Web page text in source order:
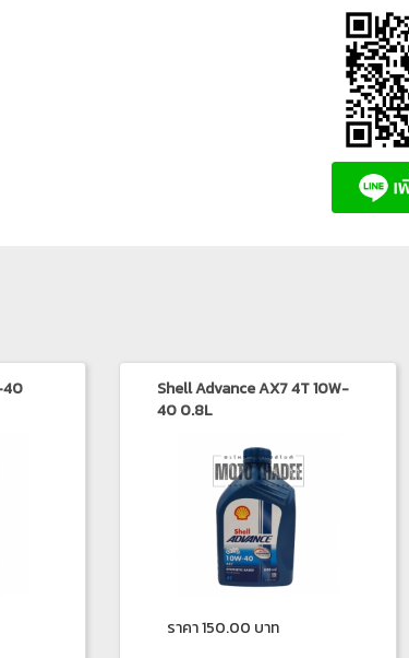
40
Shell Advance AX7 4T 10W-
40 0.8L
ราคา 150.00 บาท